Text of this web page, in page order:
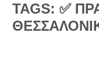
TAGS: ✅